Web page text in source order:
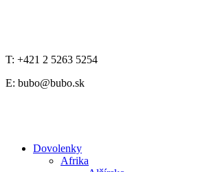
T: +421 2 5263 5254
E: bubo@bubo.sk
Dovolenky
Afrika